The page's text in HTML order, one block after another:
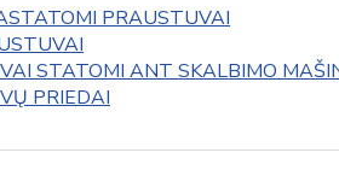
PRAUSTUVAI
STATOMI ANT SKALBIMO
PRIEDAI